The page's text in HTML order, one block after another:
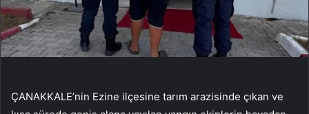
ÇANAKKALE’nin Ezine ilçesine tarım arazisinde çıkan ve